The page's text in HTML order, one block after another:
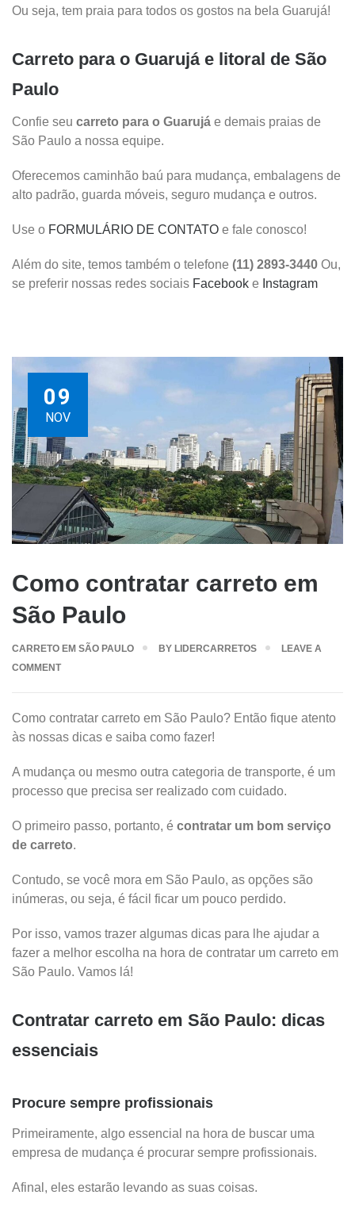
Ou seja, tem praia para todos os gostos na bela Guarujá!
Carreto para o Guarujá e litoral de São
Paulo
Confie seu carreto para o Guarujá e demais praias de
São Paulo a nossa equipe.
Oferecemos caminhão baú para mudança, embalagens de
alto padrão, guarda móveis, seguro mudança e outros.
Use o FORMULÁRIO DE CONTATO e fale conosco!
Além do site, temos também o telefone (11) 2893-3440 Ou,
se preferir nossas redes sociais Facebook e Instagram
09
NOV
Como contratar carreto em
São Paulo
CARRETO EM SÃO PAULO BY LIDERCARRETOS
LEAVE A
COMMENT
Como contratar carreto em São Paulo? Então fique atento
às nossas dicas e saiba como fazer!
A mudança ou mesmo outra categoria de transporte, é um
processo que precisa ser realizado com cuidado.
O primeiro passo, portanto, é contratar um bom serviço
de carreto.
Contudo, se você mora em São Paulo, as opções são
inúmeras, ou seja, é fácil ficar um pouco perdido.
Por isso, vamos trazer algumas dicas para lhe ajudar a
fazer a melhor escolha na hora de contratar um carreto em
São Paulo. Vamos lá!
Contratar carreto em São Paulo: dicas
essenciais
Procure sempre profissionais
Primeiramente, algo essencial na hora de buscar uma
empresa de mudança é procurar sempre profissionais.
Afinal, eles estarão levando as suas coisas.